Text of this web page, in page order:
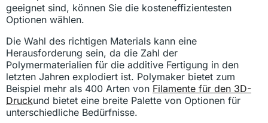
geeignet sind, können Sie die kosteneffizientesten
Optionen wählen.
Die Wahl des richtigen Materials kann eine
Herausforderung sein, da die Zahl der
Polymermaterialien für die additive Fertigung in den
letzten Jahren explodiert ist. Polymaker bietet zum
Beispiel mehr als 400 Arten von Filamente für den 3D-
Druckund bietet eine breite Palette von Optionen für
unterschiedliche Bedürfnisse.